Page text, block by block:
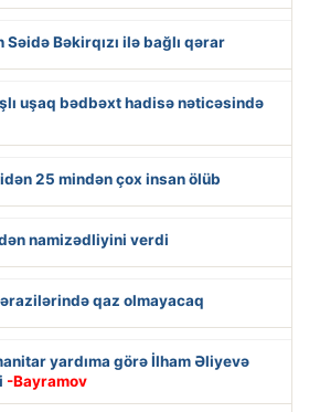
Səidə Bəkirqızı ilə bağlı qərar
uşaq bədbəxt hadisə nəticəsində
25 mindən çox insan ölüb
namizədliyini verdi
qaz olmayacaq
yardıma görə İlham Əliyevə
-Bayramov